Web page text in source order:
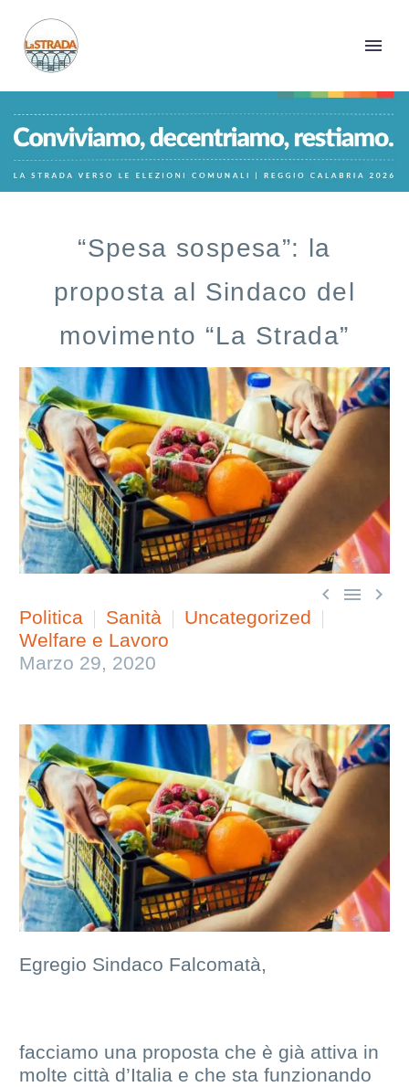
“Spesa sospesa”: la
proposta al Sindaco del
movimento “La Strada”
  
Politica Sanità
Uncategorized
Welfare e Lavoro
Marzo 29, 2020
Egregio Sindaco Falcomatà,
facciamo una proposta che è già attiva in
molte città d’Italia e che sta funzionando